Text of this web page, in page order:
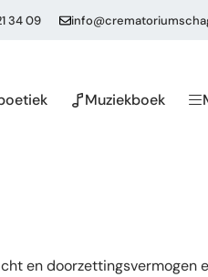
34 09
Muziekboek
en doorzettingsvermogen